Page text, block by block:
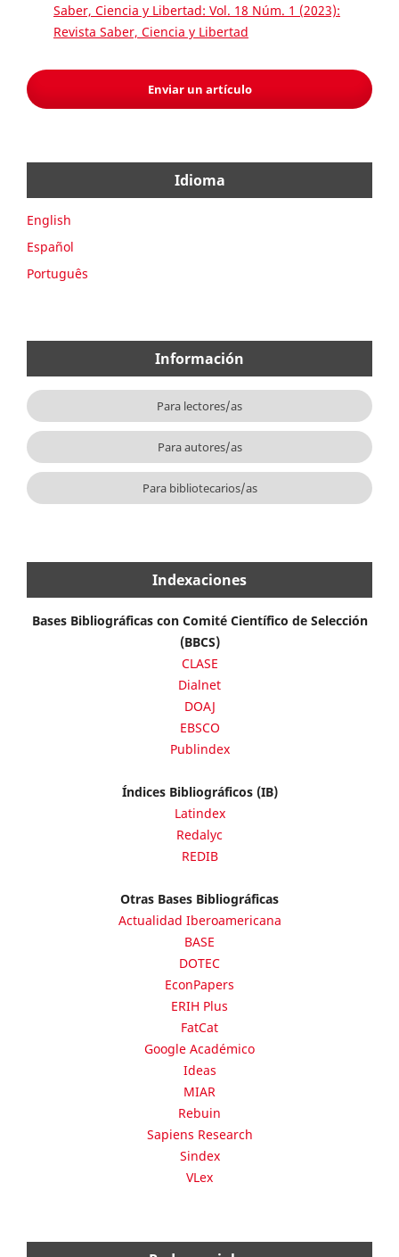
Saber, Ciencia y Libertad: Vol. 18 Núm. 1 (2023):
Revista Saber, Ciencia y Libertad
Enviar un artículo
Idioma
English
Español
Português
Información
Para lectores/as
Para autores/as
Para bibliotecarios/as
Indexaciones
Bases Bibliográficas con Comité Científico de Selección
(BBCS)
CLASE
Dialnet
DOAJ
EBSCO
Publindex
Índices Bibliográficos (IB)
Latindex
Redalyc
REDIB
Otras Bases Bibliográficas
Actualidad Iberoamericana
BASE
DOTEC
EconPapers
ERIH Plus
FatCat
Google Académico
Ideas
MIAR
Rebuin
Sapiens Research
Sindex
VLex